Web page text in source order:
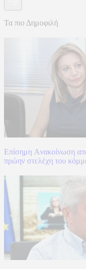
Τα πιο Δημοφιλή
Επίσημη Aνακοίνωση
πρώην στελέχη του